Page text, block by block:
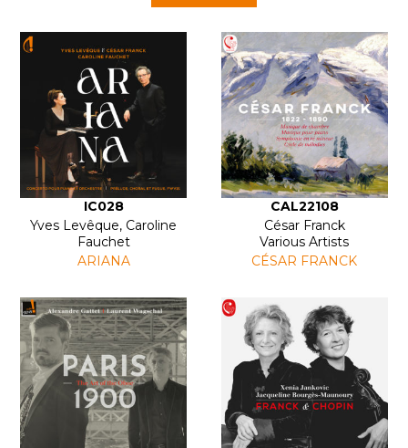
IC028
Yves Levêque, Caroline
Fauchet
ARIANA
CAL22108
César Franck
Various Artists
CÉSAR FRANCK